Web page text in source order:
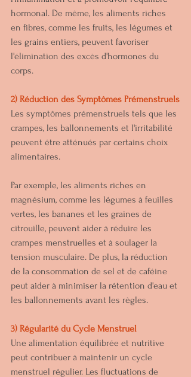
hormonal. De même, les aliments riches
en fibres, comme les fruits, les légumes et
les grains entiers, peuvent favoriser
l'élimination des excès d'hormones du
corps.
2) Réduction des Symptômes Prémenstruels
Les symptômes prémenstruels tels que les
crampes, les ballonnements et l'irritabilité
peuvent être atténués par certains choix
alimentaires.
Par exemple, les aliments riches en
magnésium, comme les légumes à feuilles
vertes, les bananes et les graines de
citrouille, peuvent aider à réduire les
crampes menstruelles et à soulager la
tension musculaire. De plus, la réduction
de la consommation de sel et de caféine
peut aider à minimiser la rétention d'eau et
les ballonnements avant les règles.
3) Régularité du Cycle Menstruel
Une alimentation équilibrée et nutritive
peut contribuer à maintenir un cycle
menstruel régulier. Les fluctuations de